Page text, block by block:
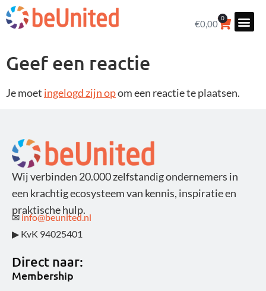
€0,00
0
Geef een reactie
Je moet ingelogd zijn opom een reactie te plaatsen.
Wij verbinden 20.000 zelfstandig ondernemers in
een krachtig ecosysteem van kennis, inspiratie en
praktische hulp.
✉ info@beunited.nl
▶ KvK 94025401
Direct naar:
Membership